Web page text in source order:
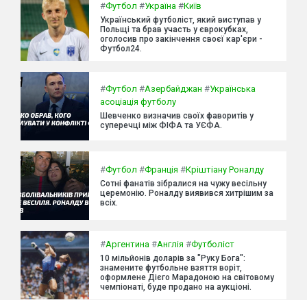
#Футбол #Україна #Київ
Український футболіст, який виступав у
Польщі та брав участь у єврокубках,
оголосив про закінчення своєї кар'єри -
Футбол24.
#Футбол #Азербайджан #Українська
асоціація футболу
Шевченко визначив своїх фаворитів у
суперечці між ФІФА та УЄФА.
#Футбол #Франція #Кріштіану Роналду
Сотні фанатів зібралися на чужу весільну
церемонію. Роналду виявився хитрішим за
всіх.
#Аргентина #Англія #Футболіст
10 мільйонів доларів за "Руку Бога":
знамените футбольне взяття воріт,
оформлене Дієго Марадоною на світовому
чемпіонаті, буде продано на аукціоні.